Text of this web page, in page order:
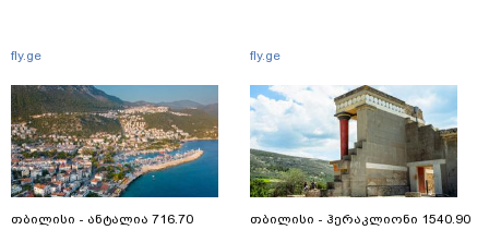
fly.ge
თბილისი - ანტალია 716.70
fly.ge
თბილისი - ჰერაკლიონი 1540.90